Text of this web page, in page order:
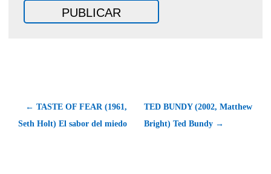
← TASTE OF FEAR (1961,
Seth Holt) El sabor del miedo
TED BUNDY (2002, Matthew
Bright) Ted Bundy →